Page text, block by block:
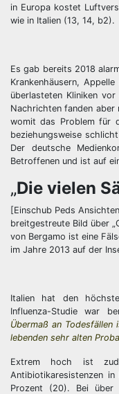
in Europa kostet
wie in Italien (13, 14, b2).
Es gab bereits 2018
Krankenhäusern,
überlasteten Kliniken
Nachrichten fanden aber
womit das Problem für
beziehungsweise
Der deutsche
Betroffenen und ist auf
„Die vielen
[Einschub Peds
breitgestreute Bild über
von Bergamo ist eine
im Jahre 2013 auf der
Italien hat den
Influenza-Studie war
Übermaß an
lebenden sehr alten
Extrem hoch ist
Antibiotikaresistenzen
Prozent (20). Bei über